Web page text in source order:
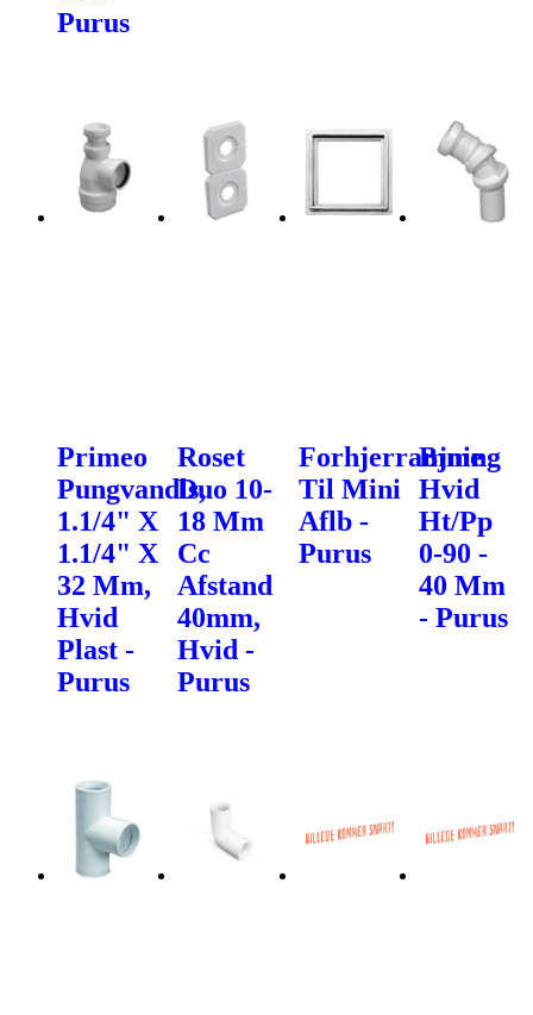
Purus
Primeo
Pungvandls,
1.1/4" X
1.1/4" X
32 Mm,
Hvid
Plast -
Purus
Roset
Duo 10-
18 Mm
Cc
Afstand
40mm,
Hvid -
Purus
Forhjerramme
Til Mini
Aflb -
Purus
Bjning
Hvid
Ht/Pp
0-90 -
40 Mm
- Purus